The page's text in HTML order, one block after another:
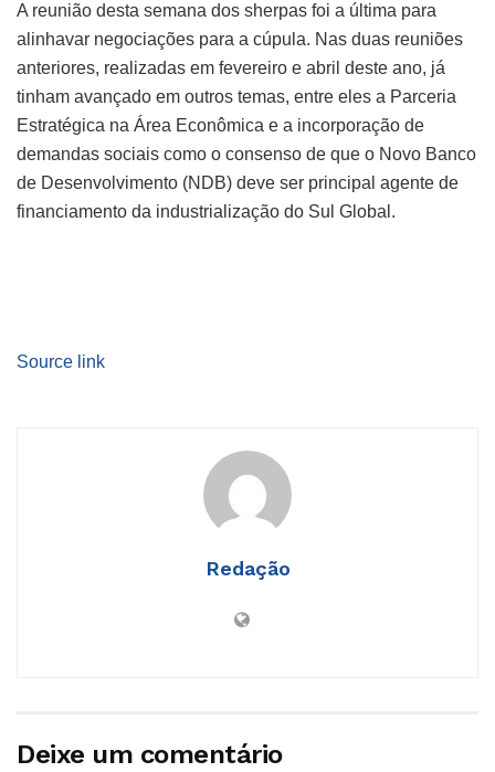
A reunião desta semana dos sherpas foi a última para
alinhavar negociações para a cúpula. Nas duas reuniões
anteriores, realizadas em fevereiro e abril deste ano, já
tinham avançado em outros temas, entre eles a Parceria
Estratégica na Área Econômica e a incorporação de
demandas sociais como o consenso de que o Novo Banco
de Desenvolvimento (NDB) deve ser principal agente de
financiamento da industrialização do Sul Global.
Source link
Redação
Deixe um comentário